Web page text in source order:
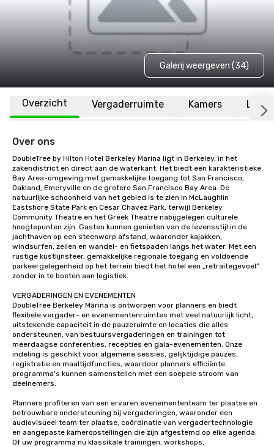
Galerij weergeven (34)
Overzicht Vergaderruimte Kamers
Over ons
DoubleTree by Hilton Hotel Berkeley Marina ligt in Berkeley, in het
zakendistrict en direct aan de waterkant. Het biedt een karakteristieke
Bay Area-omgeving met gemakkelijke toegang tot San Francisco,
Oakland, Emeryville en de grotere San Francisco Bay Area. De
natuurlijke schoonheid van het gebied is te zien in McLaughlin
Eastshore State Park en Cesar Chavez Park, terwijl Berkeley
Community Theatre en het Greek Theatre nabijgelegen culturele
hoogtepunten zijn. Gasten kunnen genieten van de levensstijl in de
jachthaven op een steenworp afstand, waaronder kajakken,
windsurfen, zeilen en wandel- en fietspaden langs het water. Met een
rustige kustlijnsfeer, gemakkelijke regionale toegang en voldoende
parkeergelegenheid op het terrein biedt het hotel een „retraitegevoel”
zonder in te boeten aan logistiek.
VERGADERINGEN EN EVENEMENTEN
DoubleTree Berkeley Marina is ontworpen voor planners en biedt
flexibele vergader- en evenementenruimtes met veel natuurlijk licht,
uitstekende capaciteit in de pauzeruimte en locaties die alles
ondersteunen, van bestuursvergaderingen en trainingen tot
meerdaagse conferenties, recepties en gala-evenementen. Onze
indeling is geschikt voor algemene sessies, gelijktijdige pauzes,
registratie en maaltijdfuncties, waardoor planners efficiënte
programma's kunnen samenstellen met een soepele stroom van
deelnemers.
Planners profiteren van een ervaren evenemententeam ter plaatse en
betrouwbare ondersteuning bij vergaderingen, waaronder een
audiovisueel team ter plaatse, coördinatie van vergadertechnologie
en aangepaste kameropstellingen die zijn afgestemd op elke agenda.
Of uw programma nu klassikale trainingen, workshops,